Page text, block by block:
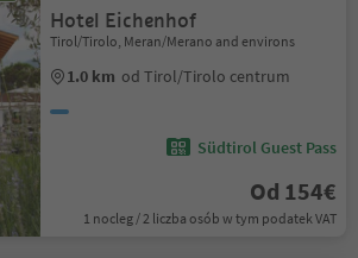
Hotel Eichenhof
Tirol/Tirolo, Meran/Merano and environs
1.0 km od Tirol/Tirolo centrum
Südtirol Guest Pass
Od 154€
1 nocleg / 2 liczba osób w tym podatek VAT